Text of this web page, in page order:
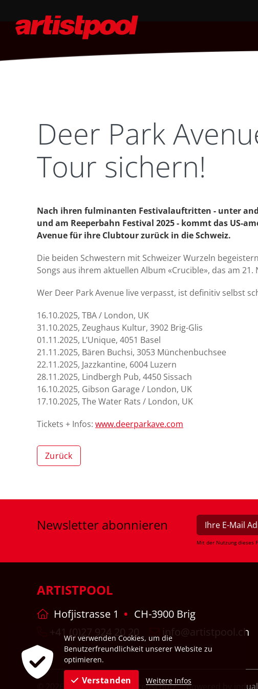
Deer Park
Tour sichern!
Nach ihren fulminanten Festivalauftritten - unter
und am Reeperbahn Festival 2025 - kommt das US-
Avenue für ihre Clubtour zurück in die Schweiz.
Die beiden Schwestern mit Schweizer Wurzeln
Songs aus ihrem aktuellen Album «Crucible», das am
Wer Deer Park Avenue live verpasst, ist definitiv selbst
16.10.2025, TBA / London, UK
31.10.2025, Zeughaus Kultur, 3902 Brig-Glis
01.11.2025, L’Unique, 4051 Basel
21.11.2025, Bären Buchsi, 3053 Münchenbuchsee
22.11.2025, Jazzkantine, 6004 Luzern
28.11.2025, Lindbergh Pub, 4450 Sissach
16.10.2025, Gibson Garage / London, UK
17.10.2025, The Water Rats / London, UK
Tickets + Infos: www.deerparkave.com
Zurück
Newsletter abonnieren
Mit der Nutzung dieses
ARTISTPOOL
Hofjistrasse 1
CH-3900 Brig
+41 (0)27 924 20 20
info@artistpool.ch
Impressum Datenschutz powered by indual
Wir verwenden Cookies, um die
Benutzerfreundlichkeit unserer Website zu
optimieren.
Verstanden Weitere Infos